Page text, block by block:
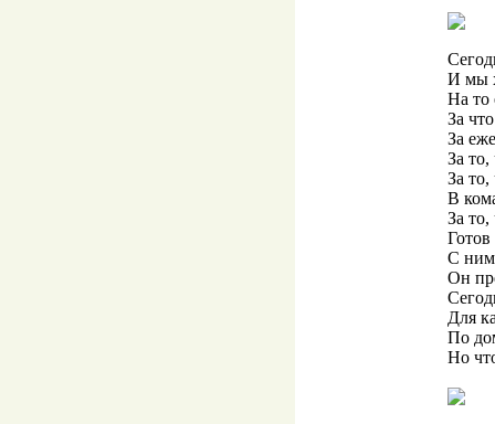
И мы
На то
За
За
За
За
В
За
С ним
Он
Для
По
Но